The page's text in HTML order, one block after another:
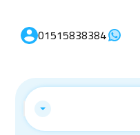
01515838384